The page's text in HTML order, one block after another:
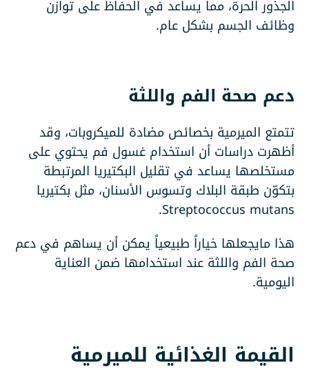
الجذور الحرة، مما يساعد في الحفاظ على توازن
وظائف الجسم بشكل عام.
دعم صحة الفم واللثة
تتمتع الميرمية بخصائص مضادة للميكروبات، وقد
أظهرت دراسات أن استخدام غسول فم يحتوي على
مستخلصها يساعد في تقليل البكتيريا المرتبطة
بتكوّن طبقة البلاك وتسوس الأسنان، مثل بكتيريا
Streptococcus mutans.
هذا مايجعلها خياراً طبيعياً يمكن أن يساهم في دعم
صحة الفم واللثة عند استخدامها ضمن العناية
اليومية.
القيمة الغذائية للميرمية